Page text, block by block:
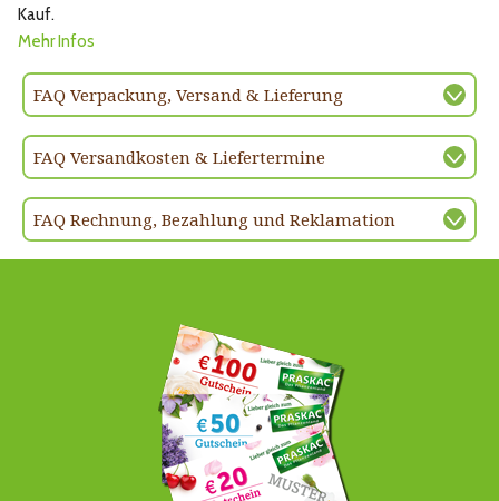
Kauf.
Mehr Infos
FAQ Verpackung, Versand & Lieferung
FAQ Versandkosten & Liefertermine
FAQ Rechnung, Bezahlung und Reklamation